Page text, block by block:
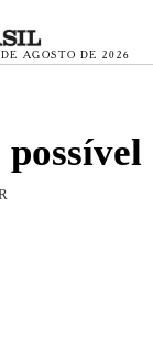
AGOSTO DE 2026